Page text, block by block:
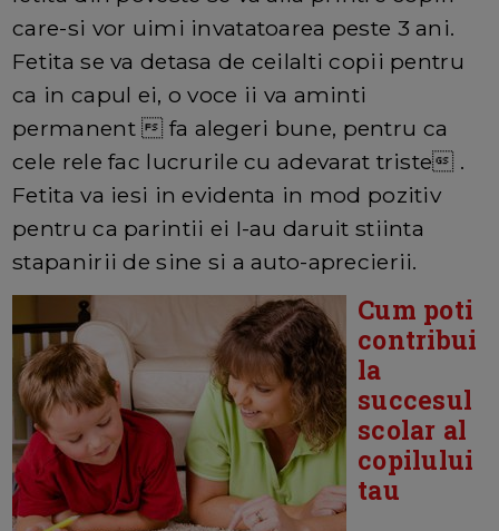
care-si vor uimi invatatoarea peste 3 ani.
Fetita se va detasa de ceilalti copii pentru
ca in capul ei, o voce ii va aminti
permanent  fa alegeri bune, pentru ca
cele rele fac lucrurile cu adevarat triste .
Fetita va iesi in evidenta in mod pozitiv
pentru ca parintii ei I-au daruit stiinta
stapanirii de sine si a auto-aprecierii.
Cum poti
contribui
la
succesul
scolar al
copilului
tau